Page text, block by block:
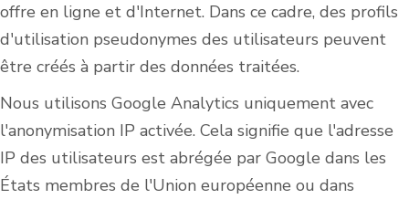
offre en ligne et d'Internet. Dans ce cadre, des profils
d'utilisation pseudonymes des utilisateurs peuvent
être créés à partir des données traitées.
Nous utilisons Google Analytics uniquement avec
l'anonymisation IP activée. Cela signifie que l'adresse
IP des utilisateurs est abrégée par Google dans les
États membres de l'Union européenne ou dans